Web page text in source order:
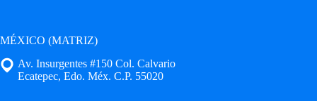
MÉXICO (MATRIZ)
Av. Insurgentes #150 Col. Calvario
Ecatepec, Edo. Méx. C.P. 55020